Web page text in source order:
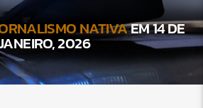
NATIVAEM 14 DE
2026